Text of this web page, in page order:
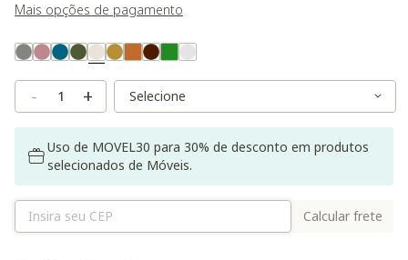
Mais opções de pagamento
Variant Real Color
Selected
- + Variant Size
Variant Size
Uso de MOVEL30 para 30% de desconto em produtos
selecionados de Móveis.
Calcular frete